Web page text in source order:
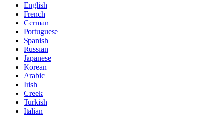
English
French
German
Portuguese
Spanish
Russian
Japanese
Korean
Arabic
Irish
Greek
Turkish
Italian